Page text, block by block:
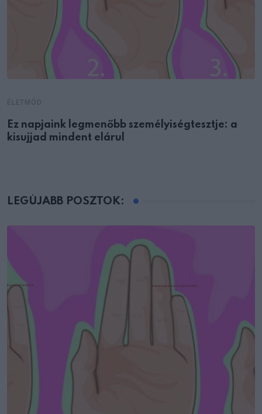
Ez napjaink legmenőbb személyiségtesztje: a
kisujjad mindent elárul
LEGÚJABB POSZTOK: